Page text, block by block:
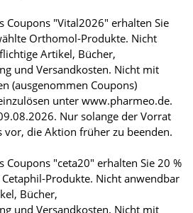
Coupons "Vital2026" erhalten Sie
Orthomol-Produkte. Nicht
Artikel, Bücher,
und Versandkosten. Nicht mit
(ausgenommen Coupons)
unter www.pharmeo.de.
Nur solange der Vorrat
vor, die Aktion früher zu beenden.
Coupons "ceta20" erhalten Sie 20 %
Produkte. Nicht anwendbar
Bücher,
und Versandkosten. Nicht mit